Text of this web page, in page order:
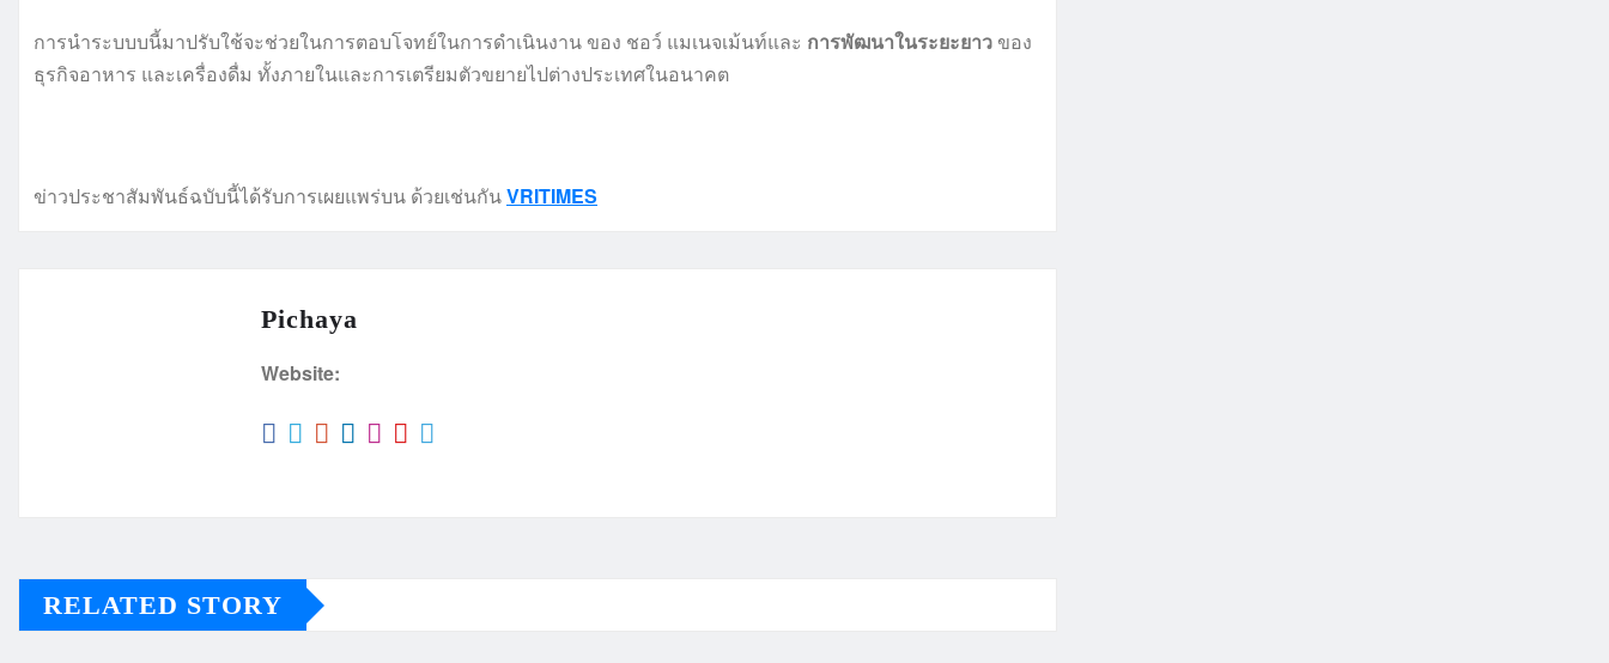
การนำระบบบนี้มาปรับใช้จะช่วยในการตอบโจทย์ในการดำเนินงาน ของ ชอว์ แมเนจเม้นท์และ การพัฒนาในระยะยาว ของ
ธุรกิจอาหาร และเครื่องดื่ม ทั้งภายในและการเตรียมตัวขยายไปต่างประเทศในอนาคต
ข่าวประชาสัมพันธ์ฉบับนี้ได้รับการเผยแพร่บน ด้วยเช่นกันVRITIMES
Pichaya
Website:
RELATED STORY